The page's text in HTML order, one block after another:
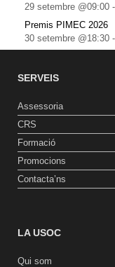
29 setembre @09:00 -
Premis PIMEC 2026
30 setembre @18:30 -
SERVEIS
Assessoria
CRS
Formació
Promocions
Contacta’ns
LA USOC
Qui som